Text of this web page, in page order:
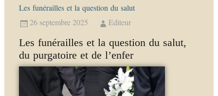
Les funérailles et la question du salut
26 septembre 2025
Editeur
Les funérailles et la question du salut,
du purgatoire et de l’enfer